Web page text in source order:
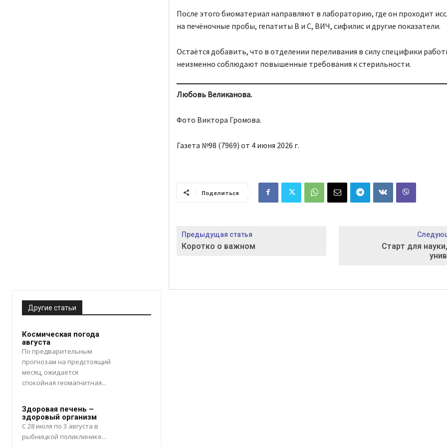
После этого биоматериал направляют в лабораторию, где он проходит
на печёночные пробы, гепатиты В и С, ВИЧ, сифилис и другие показатели.
Остаётся добавить, что в отделении переливания в силу специфики
неизменно соблюдают повышенные требования к стерильности.
Любовь Великанова.
Фото Виктора Громова.
Газета №98 (7969) от 4 июня 2026 г.
Поделиться
Предыдущая статья
Коротко о важном
Старт для
Другие статьи
Космическая погода
августа
По предварительным
прогнозам на предстоящий
месяц, ожидается
спокойная геомагнитная...
Здоровая печень –
здоровый организм
С 28 июля по 3 августа в
рыбницкой поликлинике...